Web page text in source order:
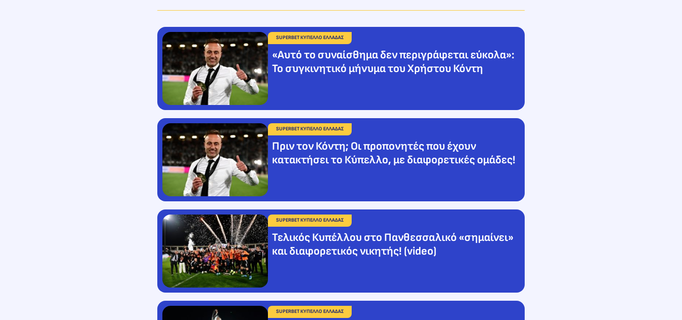
SUPERBET ΚΥΠΕΛΛΟ ΕΛΛΑΔΑΣ
«Αυτό το συναίσθημα δεν περιγράφεται εύκολα»:
Το συγκινητικό μήνυμα του Χρήστου Κόντη
SUPERBET ΚΥΠΕΛΛΟ ΕΛΛΑΔΑΣ
Πριν τον Κόντη; Οι προπονητές που έχουν
κατακτήσει το Κύπελλο, με διαφορετικές ομάδες!
SUPERBET ΚΥΠΕΛΛΟ ΕΛΛΑΔΑΣ
Τελικός Κυπέλλου στο Πανθεσσαλικό «σημαίνει»
και διαφορετικός νικητής! (video)
SUPERBET ΚΥΠΕΛΛΟ ΕΛΛΑΔΑΣ